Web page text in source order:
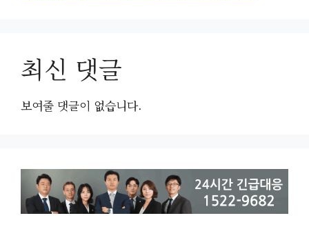
최신 댓글
보여줄 댓글이 없습니다.